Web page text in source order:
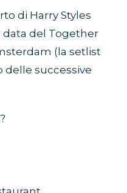
di Harry Styles
del Together
(la setlist
delle successive